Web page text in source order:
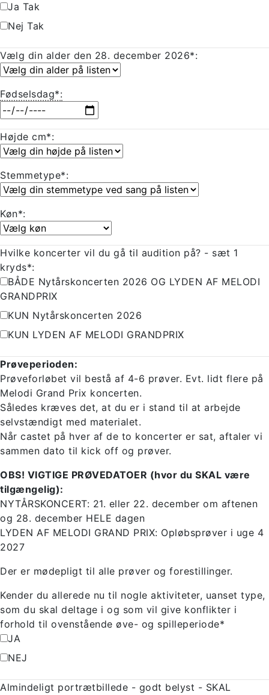
Ja Tak
Nej Tak
Vælg din alder den 28. december 2026*:
Fødselsdag*:
Højde cm*:
Stemmetype*:
Køn*:
Hvilke koncerter vil du gå til audition på? - sæt 1
kryds*:
BÅDE Nytårskoncerten 2026 OG LYDEN AF MELODI
GRANDPRIX
KUN Nytårskoncerten 2026
KUN LYDEN AF MELODI GRANDPRIX
Prøveperioden:
Prøveforløbet vil bestå af 4-6 prøver. Evt. lidt flere på
Melodi Grand Prix koncerten.
Således kræves det, at du er i stand til at arbejde
selvstændigt med materialet.
Når castet på hver af de to koncerter er sat, aftaler vi
sammen dato til kick off og prøver.
OBS! VIGTIGE PRØVEDATOER (hvor du SKAL være
tilgængelig):
NYTÅRSKONCERT: 21. eller 22. december om aftenen
og 28. december HELE dagen
LYDEN AF MELODI GRAND PRIX: Opløbsprøver i uge 4
2027
Der er mødepligt til alle prøver og forestillinger.
Kender du allerede nu til nogle aktiviteter, uanset type,
som du skal deltage i og som vil give konflikter i
forhold til ovenstående øve- og spilleperiode*
JA
NEJ
Almindeligt portrætbillede - godt belyst - SKAL